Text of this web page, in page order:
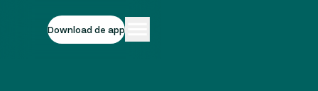
Download de app